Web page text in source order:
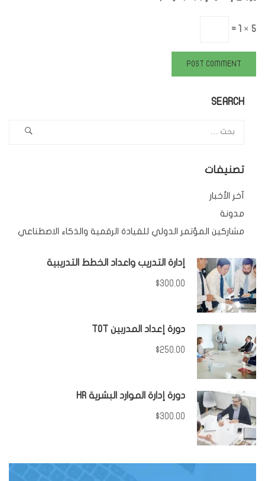
5 × 1 =
SEARCH
تصنيفات
آخر الأخبار
مدونة
مشاركين المؤتمر الدولي للقيادة الرقمية والذكاء الاصطناعي
إدارة التدريب واعداد الخطط التدريبية
$300.00
دورة إعداد المدربين TOT
$250.00
دورة إدارة الموارد البشرية HR
$300.00